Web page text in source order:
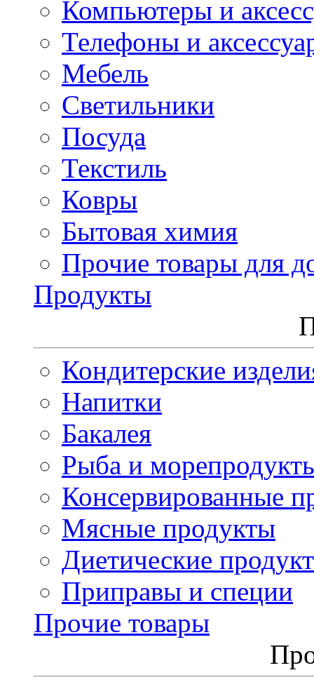
Компьютеры и
Телефоны и
Мебель
Светильники
Посуда
Текстиль
Ковры
Бытовая химия
Прочие товары для
Продукты
Кондитерские
Напитки
Бакалея
Рыба и
Консервированные
Мясные продукты
Диетические
Приправы и специи
Прочие товары